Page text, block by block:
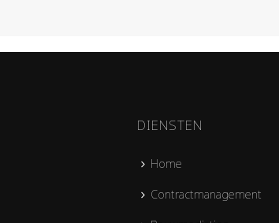
DIENSTEN
Home
Contractmanagement